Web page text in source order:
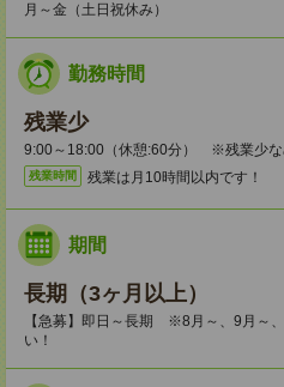
月～金（土日祝休み）
勤務時間
残業少
9:00～18:00（休憩:60分） ※残業少な
残業時間 残業は月10時間以内です！
期間
長期（3ヶ月以上）
【急募】即日～長期 ※8月～、9月～
い！